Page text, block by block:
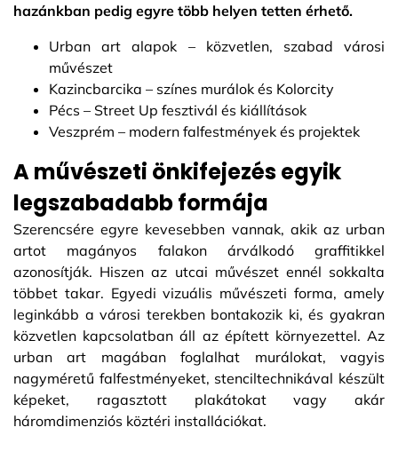
hazánkban pedig egyre több helyen tetten érhető.
Urban art alapok – közvetlen, szabad városi
művészet
Kazincbarcika – színes murálok és Kolorcity
Pécs – Street Up fesztivál és kiállítások
Veszprém – modern falfestmények és projektek
A művészeti önkifejezés egyik
legszabadabb formája
Szerencsére egyre kevesebben vannak, akik az urban
artot magányos falakon árválkodó graffitikkel
azonosítják. Hiszen az utcai művészet ennél sokkalta
többet takar. Egyedi vizuális művészeti forma, amely
leginkább a városi terekben bontakozik ki, és gyakran
közvetlen kapcsolatban áll az épített környezettel. Az
urban art magában foglalhat murálokat, vagyis
nagyméretű falfestményeket, stenciltechnikával készült
képeket, ragasztott plakátokat vagy akár
háromdimenziós köztéri installációkat.